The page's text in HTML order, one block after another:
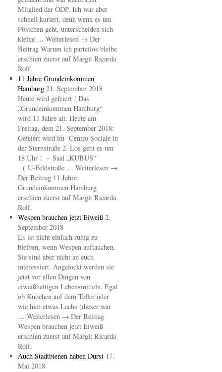
Mitglied der ÖDP. Ich war aber
schnell kuriert, denn wenn es um
Pöstchen geht, unterscheiden sich
kleine … Weiterlesen → Der
Beitrag Warum ich parteilos bleibe
erschien zuerst auf Margit Ricarda
Rolf.
11 Jahre Grundeinkommen
Hamburg 21. September 2018
Heute wird gefeiert ! Das
„Grundeinkommen Hamburg“
wird 11 Jahre alt. Heute am
Freitag, dem 21. September 2018:
Gefeiert wird im Centro Sociale in
der Sternstraße 2. Los geht es um
18 Uhr ! – Saal „KUBUS“
( U-Feldstraße … Weiterlesen →
Der Beitrag 11 Jahre
Grundeinkommen Hamburg
erschien zuerst auf Margit Ricarda
Rolf.
Wespen brauchen jetzt Eiweiß 2.
September 2018
Es ist nicht einfach ruhig zu
bleiben, wenn Wespen auftauchen.
Sie sind aber nicht an euch
interessiert. Angelockt werden sie
jetzt vor allen Dingen von
eiweißhaltigen Lebensmitteln. Egal
ob Knochen auf dem Teller oder
wie hier etwas Lachs (dieser war
… Weiterlesen → Der Beitrag
Wespen brauchen jetzt Eiweiß
erschien zuerst auf Margit Ricarda
Rolf.
Auch Stadtbienen haben Durst 17.
Mai 2018